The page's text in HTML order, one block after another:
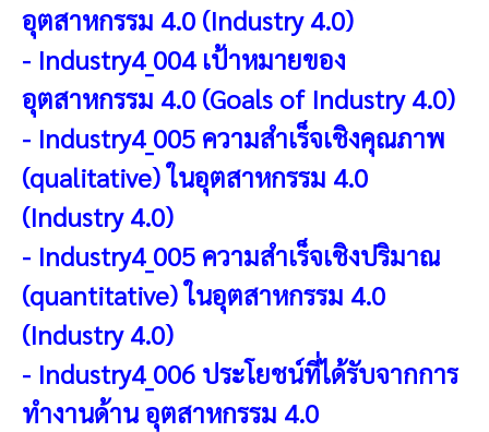
อุตสาหกรรม 4.0 (Industry 4.0)
- Industry4_004 เป้าหมายของ
อุตสาหกรรม 4.0 (Goals of Industry 4.0)
- Industry4_005 ความสำเร็จเชิงคุณภาพ
(qualitative) ในอุตสาหกรรม 4.0
(Industry 4.0)
- Industry4_005 ความสำเร็จเชิงปริมาณ
(quantitative) ในอุตสาหกรรม 4.0
(Industry 4.0)
- Industry4_006 ประโยชน์ที่ได้รับจากการ
ทำงานด้าน อุตสาหกรรม 4.0